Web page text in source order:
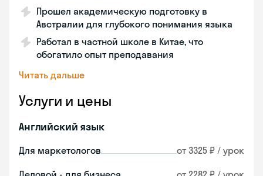
Прошел академическую подготовку в
Австралии для глубокого понимания языка
Работал в частной школе в Китае, что
обогатило опыт преподавания
Читать дальше
Услуги и цены
Английский язык
Для маркетологов от 3325 ₽ / урок